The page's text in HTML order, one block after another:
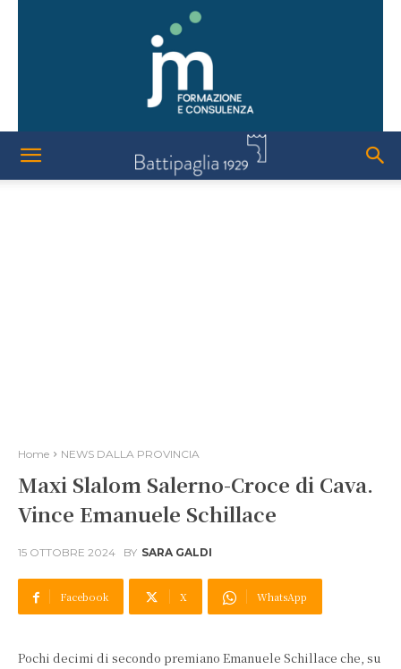
Home NEWS DALLA PROVINCIA
Maxi Slalom Salerno-Croce di Cava.
Vince Emanuele Schillace
15 OTTOBRE 2024 BY SARA GALDI
Facebook X WhatsApp
Pochi decimi di secondo premiano Emanuele Schillace che, su